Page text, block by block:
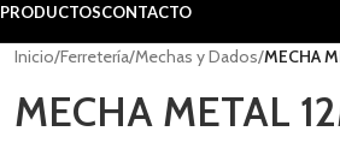
PRODUCTOSCONTACTO
Inicio/Ferretería/Mechas y Dados/MECHA
MECHA METAL